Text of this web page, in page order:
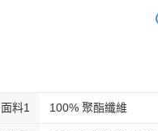
面料1 100% 聚酯纖維